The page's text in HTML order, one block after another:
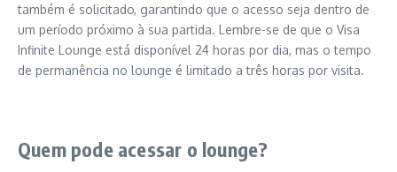
também é solicitado, garantindo que o acesso seja dentro de
um período próximo à sua partida. Lembre-se de que o Visa
Infinite Lounge está disponível 24 horas por dia, mas o tempo
de permanência no lounge é limitado a três horas por visita.
Quem pode acessar o lounge?